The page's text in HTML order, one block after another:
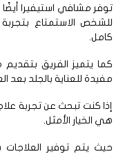
مشافي استيفيرا أيضًا
الاستمتاع بتجربة
يتميز الفريق بتقديم
للعناية بالجلد بعد
كنت تبحث عن تجربة علاج
الخيار الأمثل.
يتم توفير العلاجات